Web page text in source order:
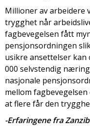
Millioner av arbeidere
trygghet når
fagbevegelsen fått
pensjonsordningen
usikre ansettelser kan
000 selvstendig
nasjonale
mellom
at flere får den
-Erfaringene fra